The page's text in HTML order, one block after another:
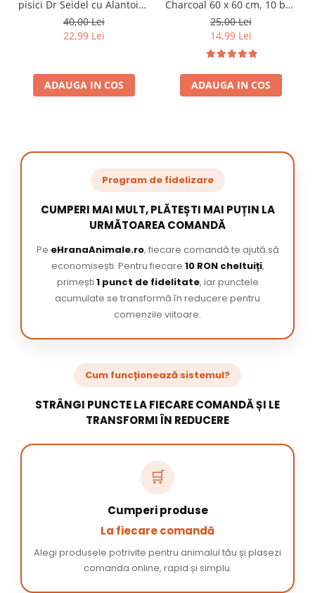
pisici Dr Seidel cu Alantoina
220 ml
40,00 Lei
22,99 Lei
ADAUGA IN COS
Charcoal 60 x 60 cm, 10 buc
/ pachet
25,00 Lei
14,99 Lei
ADAUGA IN COS
Program de fidelizare
CUMPERI MAI MULT, PLĂTEȘTI MAI PUȚIN LA
URMĂTOAREA COMANDĂ
Pe eHranaAnimale.ro, fiecare comandă te ajută să
economisești. Pentru fiecare 10 RON cheltuiți,
primești 1 punct de fidelitate, iar punctele
acumulate se transformă în reducere pentru
comenzile viitoare.
Cum funcționează sistemul?
STRÂNGI PUNCTE LA FIECARE COMANDĂ ȘI LE
TRANSFORMI ÎN REDUCERE
🛒
Cumperi produse
La fiecare comandă
Alegi produsele potrivite pentru animalul tău și plasezi
comanda online, rapid și simplu.